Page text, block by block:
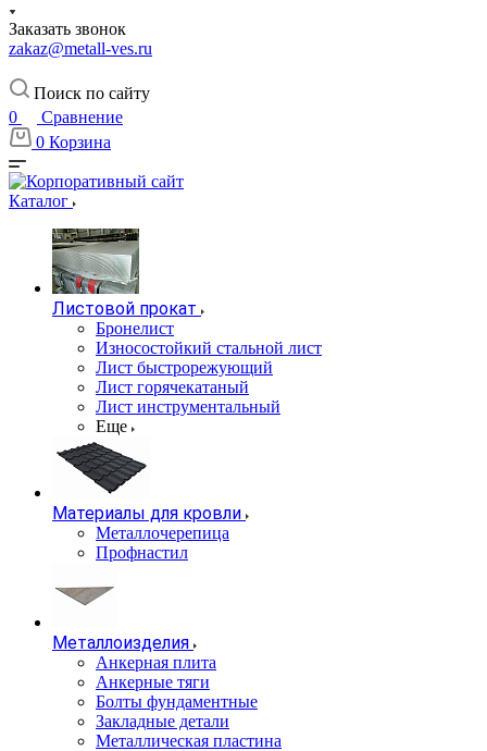
Заказать звонок
zakaz@metall-ves.ru
Поиск по сайту
0
Сравнение
0 Корзина
Каталог
Листовой прокат
Бронелист
Износостойкий стальной лист
Лист быстрорежующий
Лист горячекатаный
Лист инструментальный
Еще
Материалы для кровли
Металлочерепица
Профнастил
Металлоизделия
Анкерная плита
Анкерные тяги
Болты фундаментные
Закладные детали
Металлическая пластина